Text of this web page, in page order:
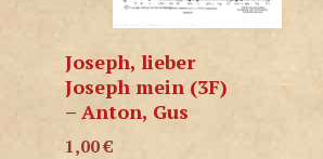
Joseph, lieber
Joseph mein (3F)
– Anton, Gus
1,00€